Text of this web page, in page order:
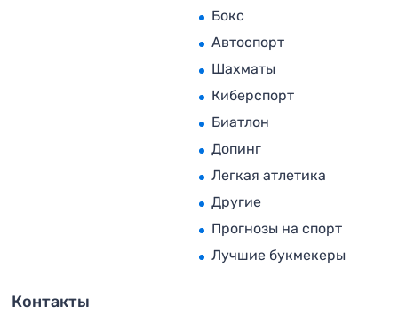
Бокс
Автоспорт
Шахматы
Киберспорт
Биатлон
Допинг
Легкая атлетика
Другие
Прогнозы на спорт
Лучшие букмекеры
Контакты